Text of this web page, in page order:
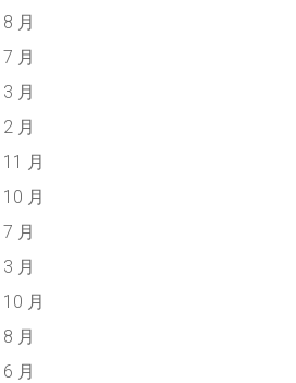
月
月
月
月
月
月
月
月
月
月
月